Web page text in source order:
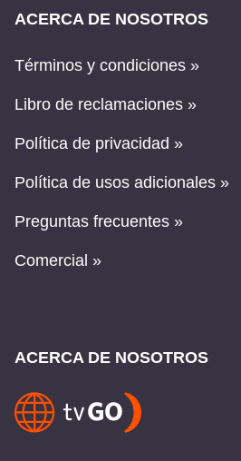
ACERCA DE NOSOTROS
Términos y condiciones »
Libro de reclamaciones »
Política de privacidad »
Política de usos adicionales »
Preguntas frecuentes »
Comercial »
ACERCA DE NOSOTROS